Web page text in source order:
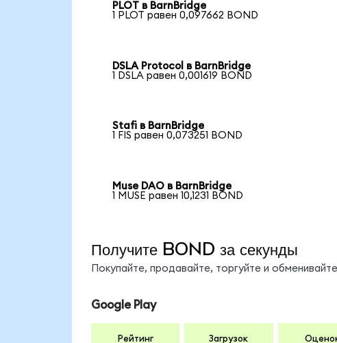
PLOT в BarnBridge
1 PLOT равен 0,097662 BOND
DSLA Protocol в BarnBridge
1 DSLA равен 0,001619 BOND
Stafi в BarnBridge
1 FIS равен 0,073251 BOND
Muse DAO в BarnBridge
1 MUSE равен 10,1231 BOND
Получите BOND за секунды
Покупайте, продавайте, торгуйте и
Google Play
Рейтинг Загрузок